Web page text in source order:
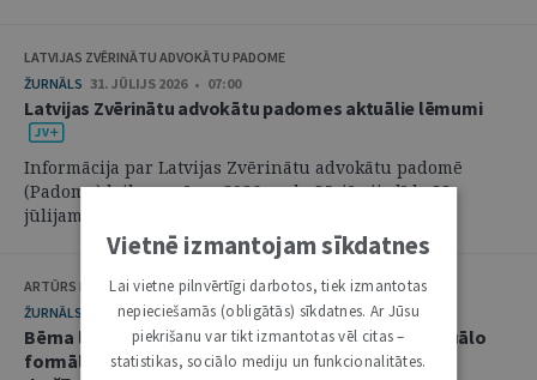
LATVIJAS ZVĒRINĀTU ADVOKĀTU PADOME
ŽURNĀLS 31. JŪLIJS 2026 • 07:00
Latvijas Zvērinātu advokātu padomes aktuālie lēmumi
Informācija par Latvijas Zvērinātu advokātu padomē
(Padome) laikposmā no 2026. gada 25. jūnija līdz 28.
jūlijam pieņemtajiem lēmumiem. ...
ARTŪRS KURBATOVS, INGA KUDEIKINA, MARTA URBĀNE
ŽURNĀLS
29. JŪLIJS 2026 • 08:00
Bērna labākās intereses civilprocesā: starp procesuālo
formālismu un pienākumu nekavējoties reaģēt uz
Vietnē izmantojam sīkdatnes
Lai vietne pilnvērtīgi darbotos, tiek izmantotas
nepieciešamās (obligātās) sīkdatnes. Ar Jūsu
piekrišanu var tikt izmantotas vēl citas –
statistikas, sociālo mediju un funkcionalitātes.